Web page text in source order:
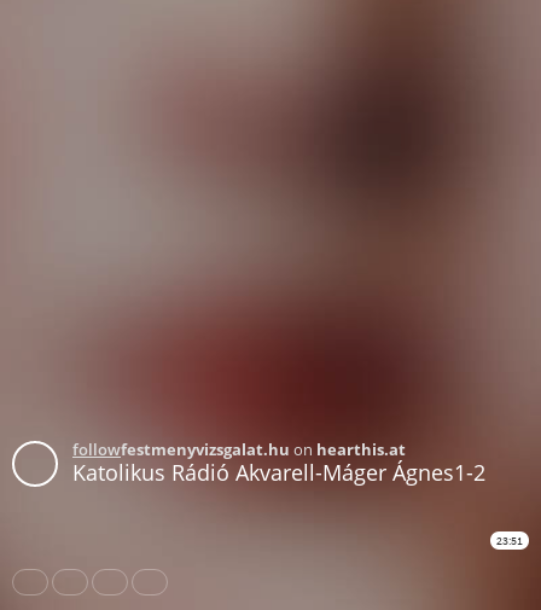
followfestmenyvizsgalat.hu on hearthis.at
Katolikus Rádió Akvarell-Máger Ágnes1-2
23:51
Share Like